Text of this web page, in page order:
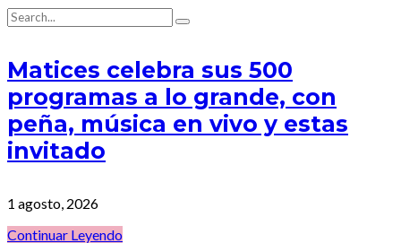
Matices celebra sus 500
programas a lo grande, con
peña, música en vivo y estas
invitado
1 agosto, 2026
Continuar Leyendo